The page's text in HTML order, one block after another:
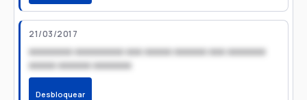
21/03/2017
xxxxxxxx xxxxxxxxx xxx xxxxx xxxxxx xxx xxxxxxx
xxxxx xxxxxx xxxxxxx
Desbloquear